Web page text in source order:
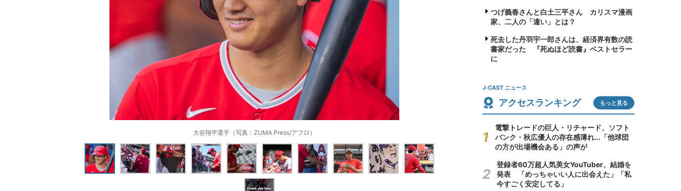
大谷翔平選手（写真：ZUMA Press/アフロ）
つげ義春さんと白土三平さん カリスマ漫画
家、二人の「違い」とは？
死去した丹羽宇一郎さんは、経済界有数の読
書家だった 『死ぬほど読書』ベストセラー
に
J-CAST ニュース
アクセスランキング もっと見る
電撃トレードの巨人・リチャード、ソフト
バンク・秋広優人の存在感薄れ...「他球団
の方が出場機会ある」の声が
登録者60万超人気美女YouTuber、結婚を
発表 「めっちゃいい人に出会えた」「私
今すごく安定してる」